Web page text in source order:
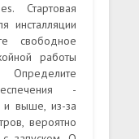
Стартовая
инсталляции
свободное
работы
Определите
-
выше, из-за
вероятно